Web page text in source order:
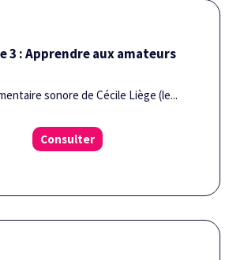
3 : Apprendre aux amateurs
sonore de Cécile Liège (le...
Consulter